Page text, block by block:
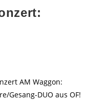
AM Waggon:
Gesang-DUO aus OF!